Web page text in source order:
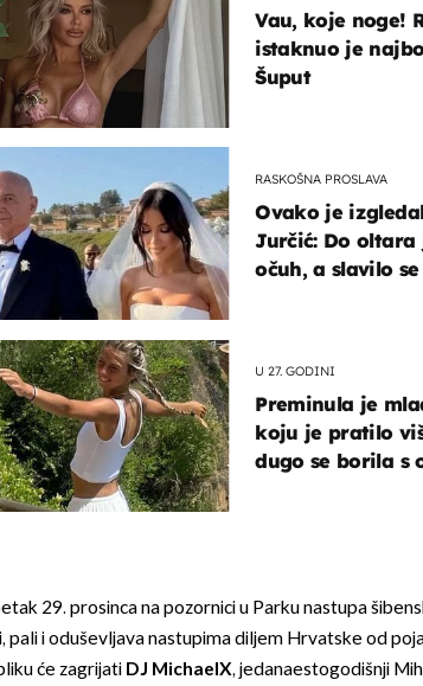
Vau, koje noge!
istaknuo je
Šuput
RASKOŠNA PROSLAVA
Ovako je
Jurčić: Do
očuh, a slavilo
U 27. GODINI
Preminula je
koju je pratilo
dugo se borila s
29. prosinca na pozornici u Parku nastupa
pali i oduševljava nastupima diljem Hrvatske od
će zagrijati DJ MichaelX, jedanaestogodišnji